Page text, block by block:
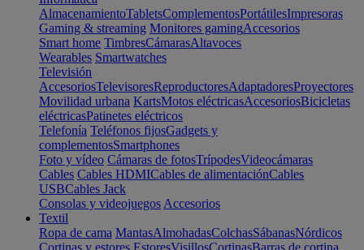
AlmacenamientoTabletsComplementosPortátilesImpresoras
Gaming & streaming Monitores gamingAccesorios
Smart home TimbresCámarasAltavoces
Wearables Smartwatches
Televisión
AccesoriosTelevisoresReproductoresAdaptadoresProyectores
Movilidad urbana KartsMotos eléctricasAccesoriosBicicletas
eléctricasPatinetes eléctricos
Telefonía Teléfonos fijosGadgets y
complementosSmartphones
Foto y vídeo Cámaras de fotosTrípodesVideocámaras
Cables Cables HDMICables de alimentaciónCables
USBCables Jack
Consolas y videojuegos Accesorios
Textil
Ropa de cama MantasAlmohadasColchasSábanasNórdicos
Cortinas y estores EstoresVisillosCortinasBarras de cortina